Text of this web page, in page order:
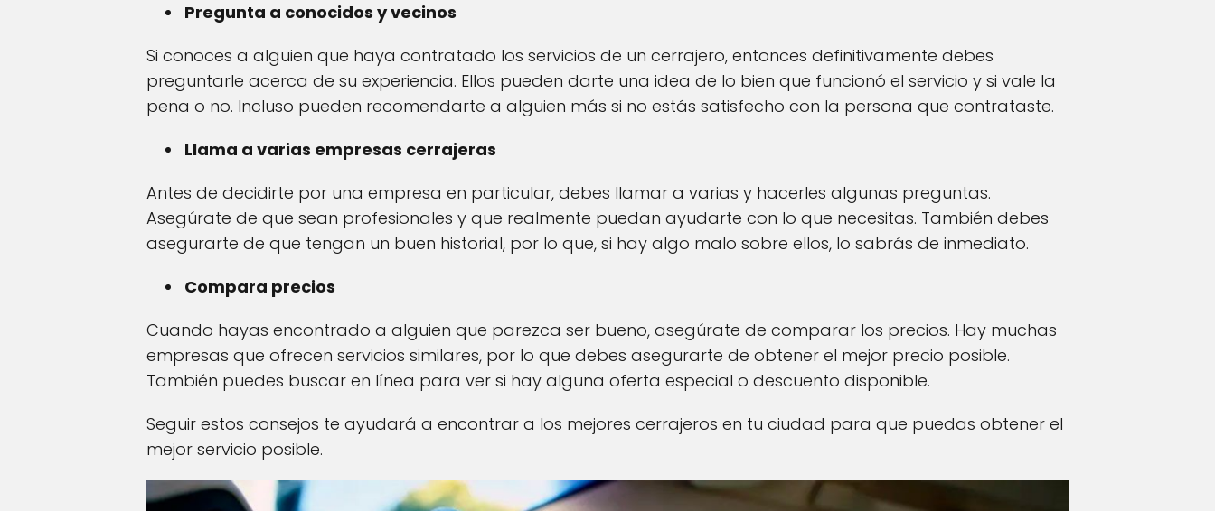
Pregunta a conocidos y vecinos
Si conoces a alguien que haya contratado los servicios de un cerrajero, entonces definitivamente debes
preguntarle acerca de su experiencia. Ellos pueden darte una idea de lo bien que funcionó el servicio y si vale la
pena o no. Incluso pueden recomendarte a alguien más si no estás satisfecho con la persona que contrataste.
Llama a varias empresas cerrajeras
Antes de decidirte por una empresa en particular, debes llamar a varias y hacerles algunas preguntas.
Asegúrate de que sean profesionales y que realmente puedan ayudarte con lo que necesitas. También debes
asegurarte de que tengan un buen historial, por lo que, si hay algo malo sobre ellos, lo sabrás de inmediato.
Compara precios
Cuando hayas encontrado a alguien que parezca ser bueno, asegúrate de comparar los precios. Hay muchas
empresas que ofrecen servicios similares, por lo que debes asegurarte de obtener el mejor precio posible.
También puedes buscar en línea para ver si hay alguna oferta especial o descuento disponible.
Seguir estos consejos te ayudará a encontrar a los mejores cerrajeros en tu ciudad para que puedas obtener el
mejor servicio posible.